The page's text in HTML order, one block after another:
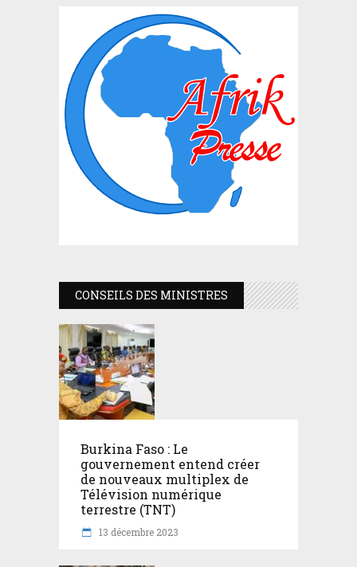
CONSEILS DES MINISTRES
Burkina Faso : Le
gouvernement entend créer
de nouveaux multiplex de
Télévision numérique
terrestre (TNT)
13 décembre 2023